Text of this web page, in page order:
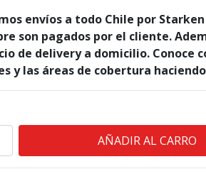
envíos a todo Chile por
son pagados por el cliente.
de delivery a domicilio. Conoce
y las áreas de cobertura